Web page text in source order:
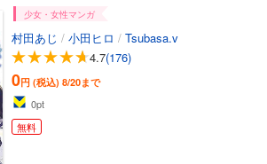
少女・女性マンガ
村田あじ / 小田ヒロ / Tsubasa.v
4.7(176)
0円 (税込) 8/20まで
0pt
無料